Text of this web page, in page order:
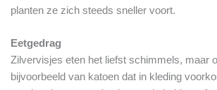
planten ze zich steeds sneller voort.
Eetgedrag
Zilvervisjes eten het liefst schimmels, maar
bijvoorbeeld van katoen dat in kleding